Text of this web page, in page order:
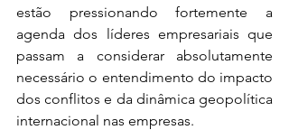
estão pressionando fortemente a
agenda dos líderes empresariais que
passam a considerar absolutamente
necessário o entendimento do impacto
dos conflitos e da dinâmica geopolítica
internacional nas empresas.